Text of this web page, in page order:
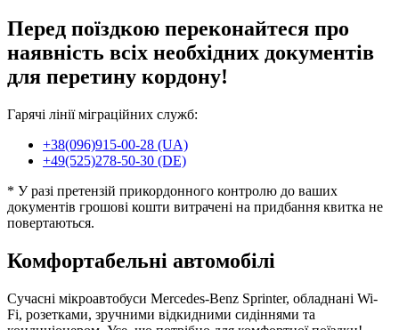
Перед поїздкою переконайтеся про
наявність всіх необхідних документів
для перетину кордону!
Гарячі лінії міграційних служб:
+38(096)915-00-28 (UA)
+49(525)278-50-30 (DE)
* У разі претензій прикордонного контролю до ваших
документів грошові кошти витрачені на придбання квитка не
повертаються.
Комфортабельні автомобілі
Сучасні мікроавтобуси Mercedes-Benz Sprinter, обладнані Wi-
Fi, розетками, зручними відкидними сидіннями та